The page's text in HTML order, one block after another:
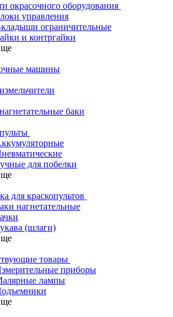
окрасочного оборудования
управления
ограничительные
и контргайки
машины
баки
для побелки
для краскопультов
нагнетательные
(шлаги)
товары
приборы
лампы